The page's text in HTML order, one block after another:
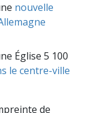
nouvelle
Église 5 100
le centre-ville
de